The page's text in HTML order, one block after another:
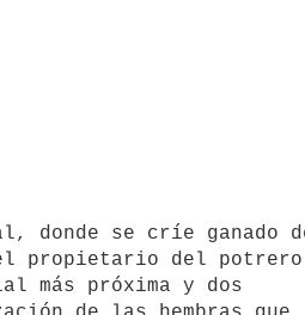
propietario del potrero
más próxima y dos